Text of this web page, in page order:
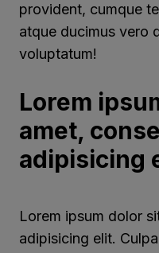
provident, cumque
atque ducimus vero
voluptatum!
Lorem
amet,
adipisicing
Lorem ipsum dolor
adipisicing elit.